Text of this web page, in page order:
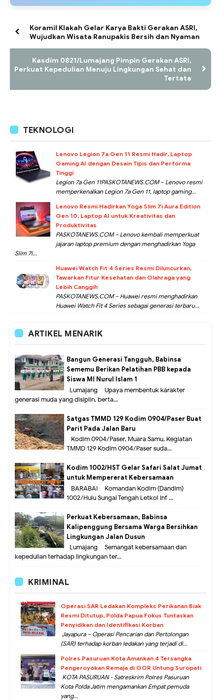
Koramil Klakah Gelar Karya Bakti Gerakan ASRI,
Wujudkan Wisata Ranupakis Bersih dan Nyaman
Kasdim 0821/Lumajang Pimpin Gerakan ASRI,
Perkuat Kepedulian Menuju Lingkungan Sehat dan
Tertata
TEKNOLOGI
Lenovo Legion 7a Gen 11 Resmi Hadir, Laptop
Gaming AI dengan Desain Tipis dan Performa
Tinggi
Legion 7a Gen 11PASKOTANEWS.COM – Lenovo resmi
memperkenalkan Legion 7a Gen 11, laptop gaming...
Lenovo Resmi Hadirkan Yoga Slim 7i Aura Edition
Gen 10, Laptop AI untuk Kreativitas dan
Produktivitas
PASKOTANEWS.COM – Lenovo kembali memperkuat
jajaran laptop premium dengan menghadirkan Yoga
Slim 7i...
Huawei Watch Fit 4 Series Resmi Diluncurkan,
Tawarkan Fitur Kesehatan dan Olahraga yang
Lebih Canggih
PASKOTANEWS.COM – Huawei resmi menghadirkan
Huawei Watch Fit 4 Series sebagai generasi terbaru...
ARTIKEL MENARIK
Bangun Generasi Tangguh, Babinsa
Sememu Berikan Pelatihan PBB kepada
Siswa MI Nurul Islam 1
Lumajang – Upaya membentuk karakter
generasi muda yang disiplin, berta...
Satgas TMMD 129 Kodim 0904/Paser Buat
Parit Pada Jalan Baru
Kodim 0904/Paser, Muara Samu. Kegiatan
TMMD 129 Kodim 0904/Paser suda...
Kodim 1002/HST Gelar Safari Salat Jumat
untuk Mempererat Kebersamaan
BARABAI – Komandan Kodim (Dandim)
1002/Hulu Sungai Tengah Letkol Inf ...
Perkuat Kebersamaan, Babinsa
Kalipenggung Bersama Warga Bersihkan
Lingkungan Jalan Dusun
Lumajang – Semangat kebersamaan dan
kepedulian terhadap lingkungan ter...
KRIMINAL
Operasi SAR Ledakan Kompleks Perikanan Biak
Resmi Ditutup, Polda Papua Fokus Tuntaskan
Penyidikan dan Identifikasi Korban
Jayapura – Operasi Pencarian dan Pertolongan
(SAR) terhadap korban ledakan yang terjadi di...
Polres Pasuruan Kota Amankan 4 Tersangka
Pengeroyokan Remaja di GOR Untung Suropati
KOTA PASURUAN - Satreskrim Polres Pasuruan
Kota Polda Jatim mengamankan Empat pemuda
yang...